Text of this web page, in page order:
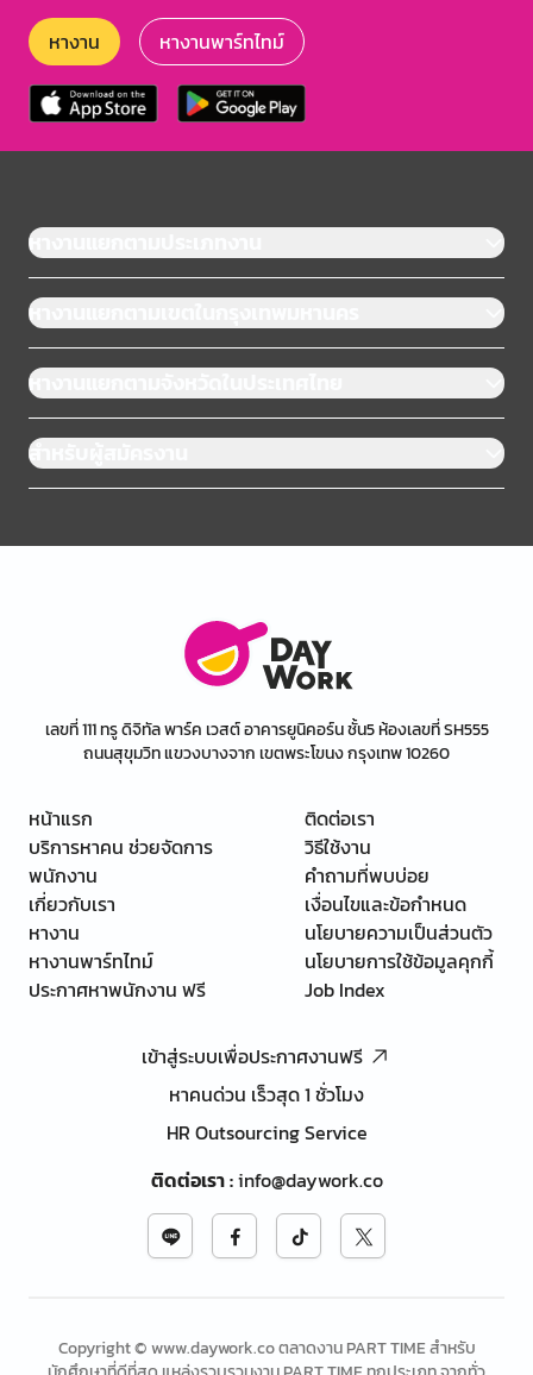
หางาน หางานพาร์ทไทม์
หางานแยกตามประเภทงาน
หางานแยกตามเขตในกรุงเทพมหานคร
หางานแยกตามจังหวัดในประเทศไทย
สำหรับผู้สมัครงาน
เลขที่ 111 ทรู ดิจิทัล พาร์ค เวสต์ อาคารยูนิคอร์น ชั้น5 ห้องเลขที่ SH555
ถนนสุขุมวิท แขวงบางจาก เขตพระโขนง กรุงเทพ 10260
หน้าแรก
บริการหาคน ช่วยจัดการ
พนักงาน
เกี่ยวกับเรา
หางาน
หางานพาร์ทไทม์
ประกาศหาพนักงาน ฟรี
ติดต่อเรา
วิธีใช้งาน
คำถามที่พบบ่อย
เงื่อนไขและข้อกำหนด
นโยบายความเป็นส่วนตัว
นโยบายการใช้ข้อมูลคุกกี้
Job Index
เข้าสู่ระบบเพื่อประกาศงานฟรี
หาคนด่วน เร็วสุด 1 ชั่วโมง
HR Outsourcing Service
ติดต่อเรา:info@daywork.co
Copyright © www.daywork.co ตลาดงาน PART TIME สำหรับ